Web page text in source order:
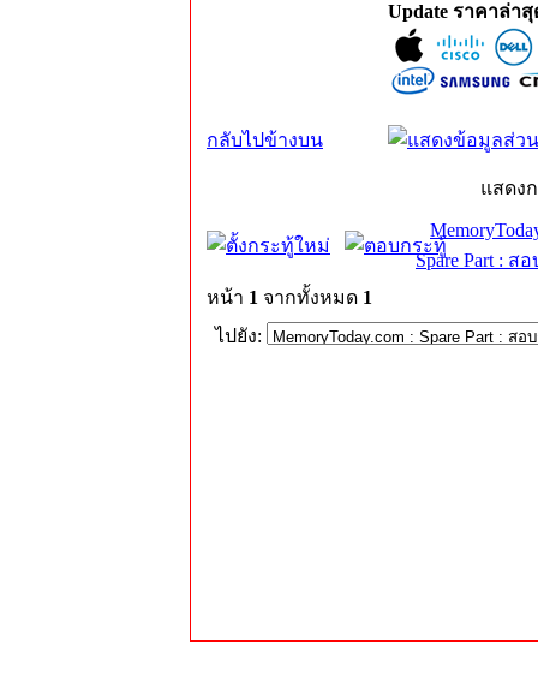
Update ราคาล่า
กลับไปข้างบน
แสดง
Spare Part : ส
หน้า 1 จากทั้งหมด 1
ไปยัง: